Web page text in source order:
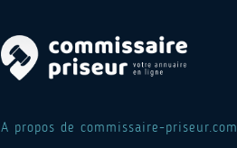
A propos de commissaire-priseur.com